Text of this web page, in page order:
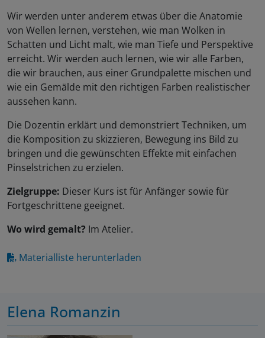
Wir werden unter anderem etwas über die Anatomie
von Wellen lernen, verstehen, wie man Wolken in
Schatten und Licht malt, wie man Tiefe und Perspektive
erreicht. Wir werden auch lernen, wie wir alle Farben,
die wir brauchen, aus einer Grundpalette mischen und
wie ein Gemälde mit den richtigen Farben realistischer
aussehen kann.
Die Dozentin erklärt und demonstriert Techniken, um
die Komposition zu skizzieren, Bewegung ins Bild zu
bringen und die gewünschten Effekte mit einfachen
Pinselstrichen zu erzielen.
Zielgruppe: Dieser Kurs ist für Anfänger sowie für
Fortgeschrittene geeignet.
Wo wird gemalt? Im Atelier.
Materialliste herunterladen
Elena Romanzin